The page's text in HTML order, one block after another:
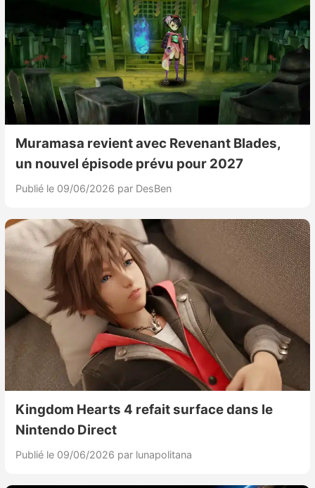
Muramasa revient avec Revenant Blades,
un nouvel épisode prévu pour 2027
Publié le 09/06/2026 par DesBen
Kingdom Hearts 4 refait surface dans le
Nintendo Direct
Publié le 09/06/2026 par lunapolitana